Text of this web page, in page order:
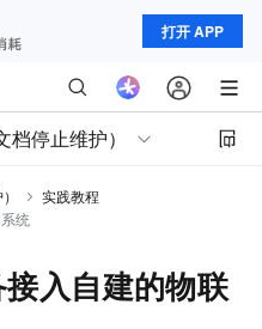
打开 APP
停止维护）
实践教程
统
入自建的物联